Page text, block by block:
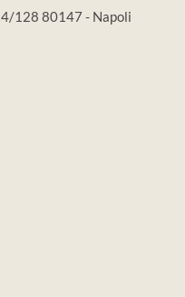
128 80147 - Napoli